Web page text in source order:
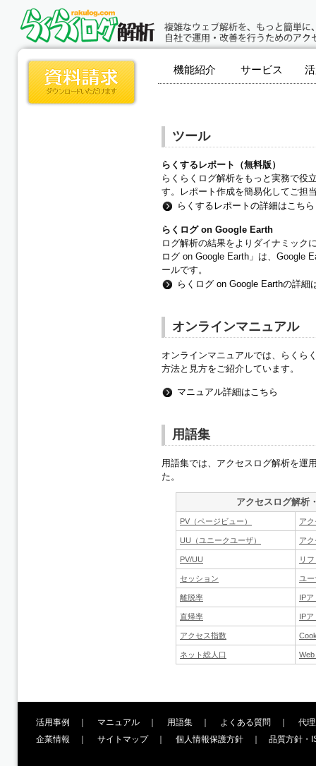
機能紹介 サービス
ツール
らくするレポート（無料版）
らくらくログ解析をもっと実務で役
す。レポート作成を簡易化してご担
らくするレポートの詳細はこちら
らくログ on Google Earth
ログ解析の結果をよりダイナミック
ログ on Google Earth」は、Google
ールです。
らくログ on Google Earthの詳細
オンラインマニュアル
オンラインマニュアルでは、らくら
方法と見方をご紹介しています。
マニュアル詳細はこちら
用語集
用語集では、アクセスログ解析を運
た。
アクセスログ解析
PV（ページビュー） ア
UU（ユニークユーザ） ア
PV/UU リ
セッション ユ
離脱率 IP
直帰率 IP
アクセス指数
ネット総人口
活用事例 マニュアル 用語集 よくある質問
代
企業情報
サイトマップ｜ 個人情報保護方針 品質方針・